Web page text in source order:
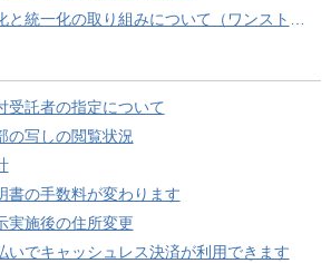
の取り組みについて（ワンストップサービス推進事業）
受託者の指定について
の写しの閲覧状況
書の手数料が変わります
実施後の住所変更
いでキャッシュレス決済が利用できます